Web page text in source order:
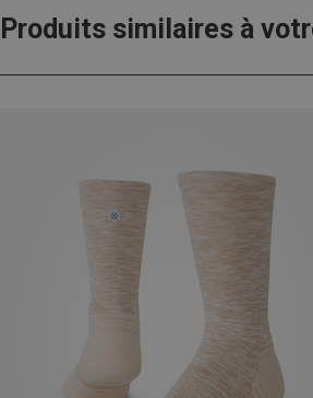
Produits similaires à